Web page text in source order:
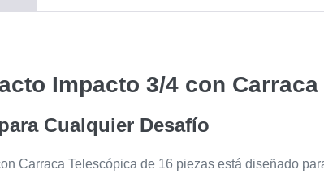
Impacto 3/4 con
Cualquier Desafío
Carraca Telescópica de 16 piezas está diseñado